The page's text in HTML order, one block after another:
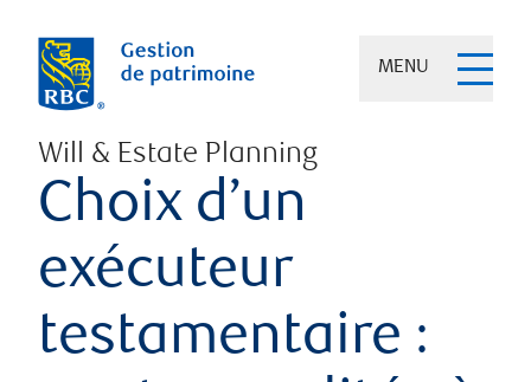
MENU
Will & Estate Planning
Choix d’un
exécuteur
testamentaire :